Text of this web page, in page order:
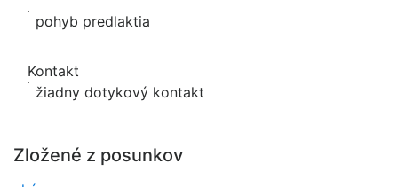
pohyb predlaktia
Kontakt
žiadny dotykový kontakt
Zložené z posunkov